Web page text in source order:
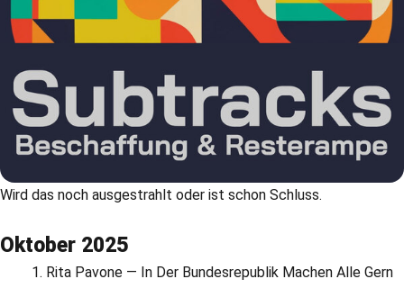
Wird das noch ausgestrahlt oder ist schon Schluss.
Oktober 2025
Rita Pavone — In Der Bundesrepublik Machen Alle Gern